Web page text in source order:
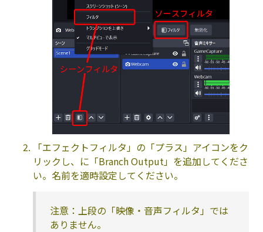
「エフェクトフィルタ」の「プラス」アイコンをク
リックし、に「Branch Output」を追加してくださ
い。名前を適時設定してください。
注意：上段の「映像・音声フィルタ」では
ありません。